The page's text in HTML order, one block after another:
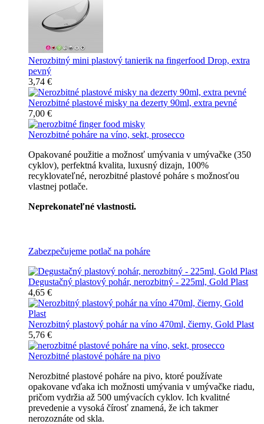
Nerozbitný mini plastový tanierik na fingerfood Drop, extra
pevný
3,74 €
Nerozbitné plastové misky na dezerty 90ml, extra pevné
7,00 €
Nerozbitné poháre na víno, sekt, prosecco
Opakované použitie a možnosť umývania v umývačke (350
cyklov), perfektná kvalita, luxusný dizajn, 100%
recyklovateľné, nerozbitné plastové poháre s možnosťou
vlastnej potlače.
Neprekonateľné vlastnosti.
Zabezpečujeme potlač na poháre
Degustačný plastový pohár, nerozbitný - 225ml, Gold Plast
4,65 €
Nerozbitný plastový pohár na víno 470ml, čierny, Gold Plast
5,76 €
Nerozbitné plastové poháre na pivo
Nerozbitné plastové poháre na pivo, ktoré používate
opakovane vďaka ich možnosti umývania v umývačke riadu,
pričom vydržia až 500 umývacích cyklov. Ich kvalitné
prevedenie a vysoká čírosť znamená, že ich takmer
nerozoznáte od skla.